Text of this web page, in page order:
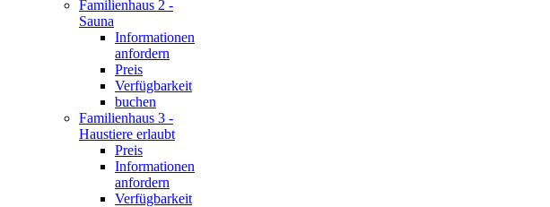
Familienhaus 2 -
Sauna
Informationen
anfordern
Preis
Verfügbarkeit
buchen
Familienhaus 3 -
Haustiere erlaubt
Preis
Informationen
anfordern
Verfügbarkeit